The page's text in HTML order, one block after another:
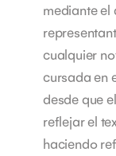
mediante el
cualquier
cursada en
desde que
reflejar el
haciendo